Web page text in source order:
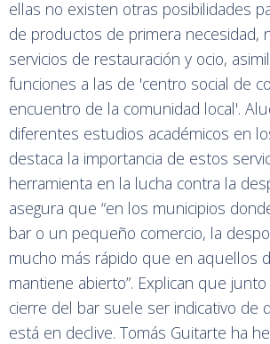
ellas no existen otras posibilidades
de productos de primera necesidad,
servicios de restauración y ocio,
funciones a las de 'centro social de
encuentro de la comunidad local'.
diferentes estudios académicos en
destaca la importancia de estos
herramienta en la lucha contra la
asegura que “en los municipios
bar o un pequeño comercio, la
mucho más rápido que en aquellos
mantiene abierto”. Explican que
cierre del bar suele ser indicativo de
está en declive. Tomás Guitarte ha